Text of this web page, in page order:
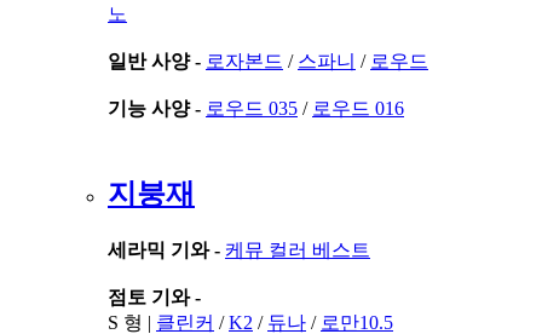
노
일반 사양 - 로자본드 / 스파니 / 로우드
기능 사양 - 로우드 035 / 로우드 016
지붕재
세라믹 기와 - 케뮤 컬러 베스트
점토 기와 -
S 형 | 클린커 /K2 / 듀나 / 로만10.5